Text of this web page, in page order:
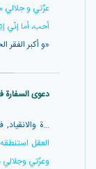
عزّتي و جلالي
أحب، أما إنّي
«و أكبر
دعوی السفارة في
...ة
العقل
وعزّتي